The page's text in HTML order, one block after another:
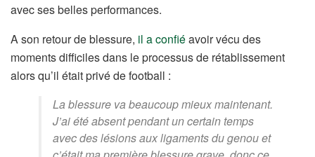
avec ses belles performances.
A son retour de blessure, il a confiéavoir vécu des
moments difficiles dans le processus de rétablissement
alors qu’il était privé de football :
La blessure va beaucoup mieux maintenant.
J’ai été absent pendant un certain temps
avec des lésions aux ligaments du genou et